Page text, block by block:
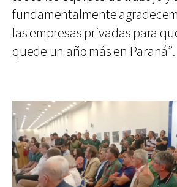
fundamentalmente
las empresas privadas para
quede un año más en Paraná”.